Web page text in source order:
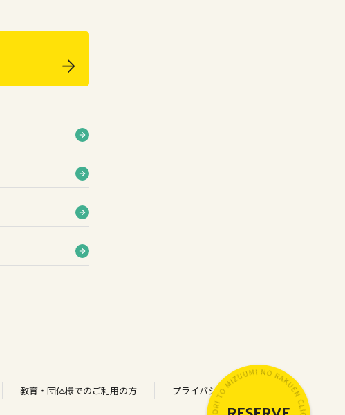
教育・団体様でのご利用の方 プライバシーポリシー